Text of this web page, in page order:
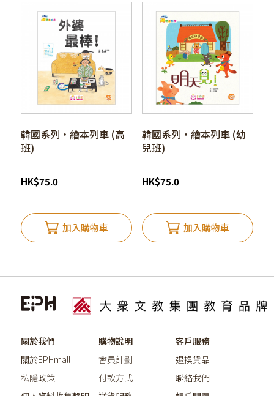
韓國系列‧繪本列車 (高
班)
HK$75.0
加入購物車
韓國系列‧繪本列車 (幼
兒班)
HK$75.0
加入購物車
關於我們
關於EPHmall
私隱政策
購物說明
會員計劃
付款方式
客戶服務
退換貨品
聯絡我們